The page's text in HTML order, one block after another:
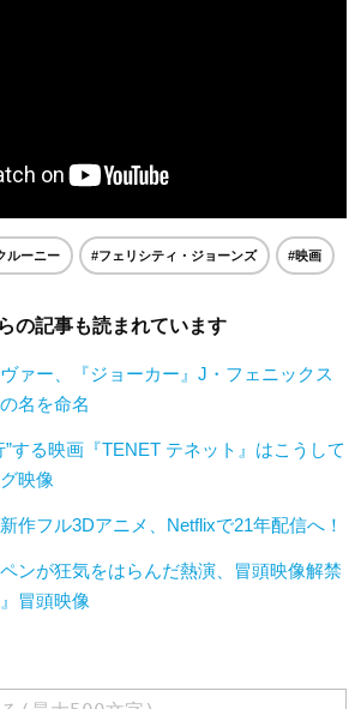
ルーニー #フェリシティ・ジョーンズ #映画
の記事も読まれています
ァー、『ジョーカー』J・フェニックス
名を命名
”する映画『TENET テネット』はこうして
映像
作フル3Dアニメ、Netflixで21年配信へ！
ンが狂気をはらんだ熱演、冒頭映像解禁
冒頭映像